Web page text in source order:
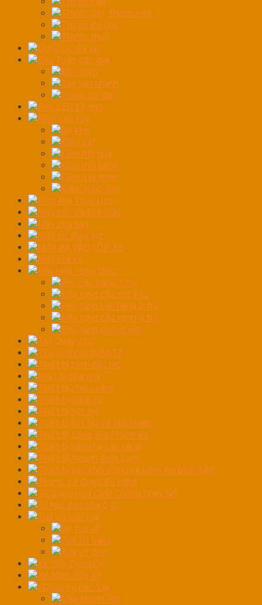
Thước dây, thước kéo
Thước đo góc
Thước thuỷ
Dụng cụ rửa xe
Đầu Tuýp các loại
Đầu tuýp
Tay vặn nhanh
Thanh nối dài
Đèn LED tổ ong
Kềm các loại
Bộ kìm
Kềm cắt
Kềm mỏ quạ
Kềm mũi bằng
Kềm mũi nhọn
Kiềm tuốc dây
Kích Đội Thủy Lực
Máy bắn đá khô CO2
Máy chà sàn
Máy Ép thủy lực
MÁY RA VÀO LỐP XE
Máy rửa xe
Phụ kiện - phụ tùng
Phụ cầu nâng 1 trụ
Phụ tùng cầu cắt kéo
Phụ tùng cầu nâng 2 trụ
Phụ tùng cầu nâng 4 trụ
Phụ tùng phòng sơn
Tay Quay 360
Thang nhôm YUMITA
Thiết bị bơm dầu mỡ
thiết bị chà nhá
Thiết bị chiếu sáng
Thiết bị Gara cũ
Thiết bị hút bụi
Thiết bị hút bụi và chà nhám
Thiết Bị Láng Đĩa Phanh Xe
Thiết bị nâng hạ cầu nâng
Thiết Bị Ngành Điện Lạnh
Thiết bị sạc khởi động và kiểm tra bình điện
Thùng, túi đựng đồ nghề
Tủ Đựng Hóa Chất Chống Cháy Nổ
Tủ hấp đèn pha ô tô
Tua vít các loại
Bộ tua vít
Tua vít bake
Tua vít dẹp
Xe Đẩy Dụng Cụ
Xe Nằm Sửa Xe
YDụng cụ các loại
Máy khoan Pin